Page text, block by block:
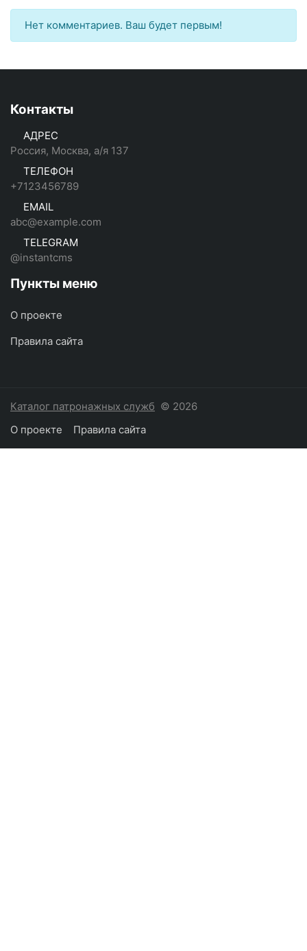
Нет комментариев. Ваш будет первым!
Контакты
АДРЕС
Россия, Москва, а/я 137
ТЕЛЕФОН
+7123456789
EMAIL
abc@example.com
TELEGRAM
@instantcms
Пункты меню
О проекте
Правила сайта
Каталог патронажных служб © 2026
О проекте
Правила сайта